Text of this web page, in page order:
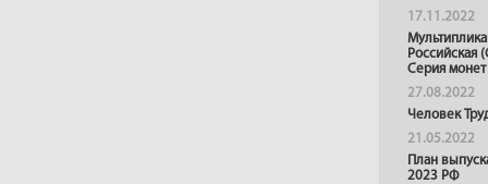
17.11.2022
Российская
Серия монет
27.08.2022
Человек
21.05.2022
План
2023 РФ